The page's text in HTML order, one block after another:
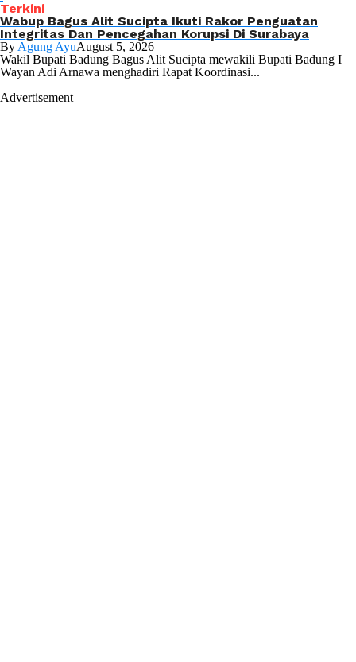
Terkini
Wabup Bagus Alit Sucipta Ikuti Rakor Penguatan
Integritas Dan Pencegahan Korupsi Di Surabaya
By Agung AyuAugust 5, 2026
Wakil Bupati Badung Bagus Alit Sucipta mewakili Bupati Badung I
Wayan Adi Arnawa menghadiri Rapat Koordinasi...
Advertisement